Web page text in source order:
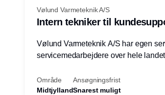
Vølund Varmeteknik A/S
Intern tekniker til
Vølund Varmeteknik A/S har egen
servicemedarbejdere over hele
Herning.
Område
Midtjylland
Ansøgningsfrist
Snarest muligt